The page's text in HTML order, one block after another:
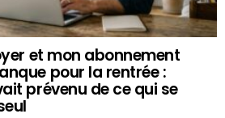
et mon abonnement
pour la rentrée :
prévenu de ce qui se